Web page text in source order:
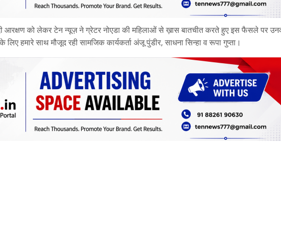
आरक्षण को लेकर टेन न्यूज़ ने ग्रेटर नोएडा की महिलाओं से ख़ास बातचीत करते हुए इस फैसले पर
हमारे साथ मौजूद रही सामजिक कार्यकर्ता अंजू पुंडीर, साधना सिन्हा व रूपा गुप्ता।